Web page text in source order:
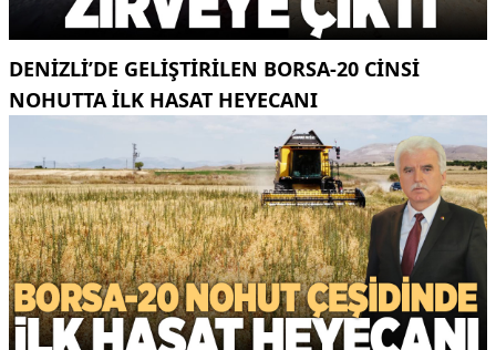
DENIZLI’DE GELIŞTIRILEN BORSA-20 CINSI
NOHUTTA ILK HASAT HEYECANI